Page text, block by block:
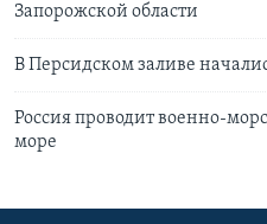
Запорожской области
В Персидском заливе
Россия проводит военно-
море